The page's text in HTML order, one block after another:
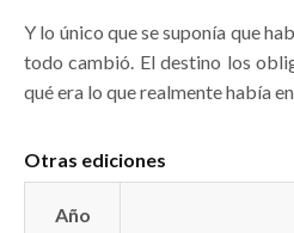
Y lo único que se suponía que
todo cambió. El destino los
qué era lo que realmente había
Otras ediciones
Año